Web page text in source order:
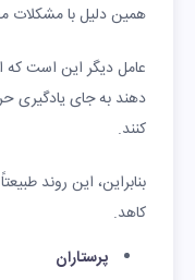
همین دلیل با مشکلات
عامل دیگر این است که
دهند به جای یادگیری
کنند.
بنابراین، این روند
کاهد.
پرستاران